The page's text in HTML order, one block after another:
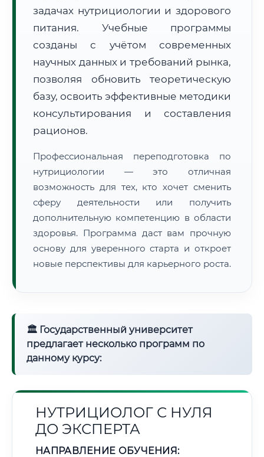
• Маршрут транзита:~2 624 км
• Экспресс-доставка СДЭК / Почтой:4–6 рабочих дней
📜 Документы и аккредитация
🔍Нажмите на документ для увеличения и просмотра
задачах нутрициологии и здорового
питания. Учебные программы
созданы с учётом современных
научных данных и требований рынка,
позволяя обновить теоретическую
базу, освоить эффективные методики
консультирования и составления
рационов.
Профессиональная переподготовка по
нутрициологии — это отличная
возможность для тех, кто хочет сменить
сферу деятельности или получить
дополнительную компетенцию в области
здоровья. Программа даст вам прочную
основу для уверенного старта и откроет
новые перспективы для карьерного роста.
🏛 Государственный университет
предлагает несколько программ по
данному курсу:
НУТРИЦИОЛОГ С НУЛЯ
ДО ЭКСПЕРТА
НАПРАВЛЕНИЕ ОБУЧЕНИЯ: